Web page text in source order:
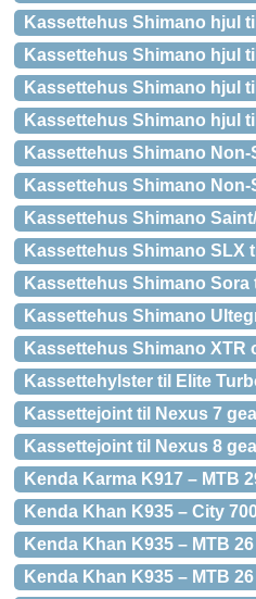
Kassettehus Shimano hjul
Kassettehus Shimano hjul
Kassettehus Shimano hjul
Kassettehus Shimano hjul
Kassettehus Shimano Non-
Kassettehus Shimano Non-
Kassettehus Shimano
Kassettehus Shimano SLX
Kassettehus Shimano Sora
Kassettehus Shimano
Kassettehus Shimano XTR
Kassettehylster til Elite
Kassettejoint til Nexus 7
Kassettejoint til Nexus 8
Kenda Karma K917 – MTB
Kenda Khan K935 – City
Kenda Khan K935 – MTB
Kenda Khan K935 – MTB